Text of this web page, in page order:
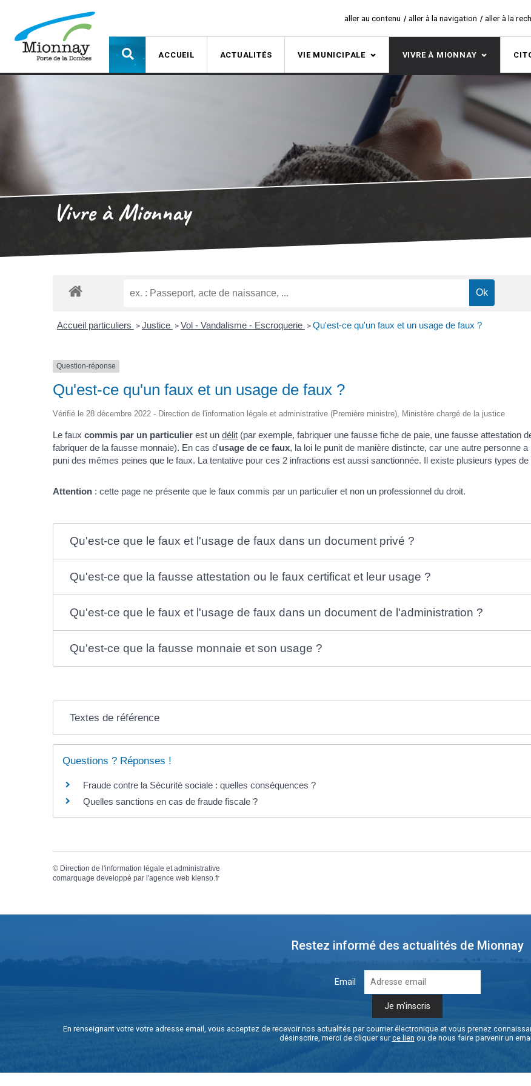
aller au contenu aller à la navigation aller à la
ACCUEIL ACTUALITÉS VIE MUNICIPALE VIVRE À MIONNAY
Vivre à Mionnay
Accueil particuliers > Justice > Vol - Vandalisme - Escroquerie > Qu'est-ce qu'un faux et un usage de faux ?
Question-réponse
Qu'est-ce qu'un faux et un usage de faux ?
Vérifié le 28 décembre 2022 - Direction de l'information légale et administrative (Première ministre), Ministère chargé de la justice
Le fauxcommis par un particulier est undélit (par exemple, fabriquer une fausse fiche de paie, une fausse attestation
fabriquer de la fausse monnaie). En cas d'usage de ce faux, la loi le punit de manière distincte, car une autre personne
puni des mêmes peines que le faux. La tentative pour ces 2 infractions est aussi sanctionnée. Il existe plusieurs types de
Attention : cette page ne présente que le faux commis par un particulier et non un professionnel du droit.
Qu'est-ce que le faux et l'usage de faux dans un document privé ?
Qu'est-ce que la fausse attestation ou le faux certificat et leur usage ?
Qu'est-ce que le faux et l'usage de faux dans un document de l'administration ?
Qu'est-ce que la fausse monnaie et son usage ?
Textes de référence
Questions ? Réponses !
Fraude contre la Sécurité sociale : quelles conséquences ?
Quelles sanctions en cas de fraude fiscale ?
© Direction de l'information légale et administrative
comarquage developpé par l'agence web kienso.fr
Restez informé des actualités de Mionnay
Email
En renseignant votre votre adresse email, vous acceptez de recevoir nos actualités par courrier électronique et vous prenez
désinscrire, merci de cliquer surce lien ou de nous faire parvenir un